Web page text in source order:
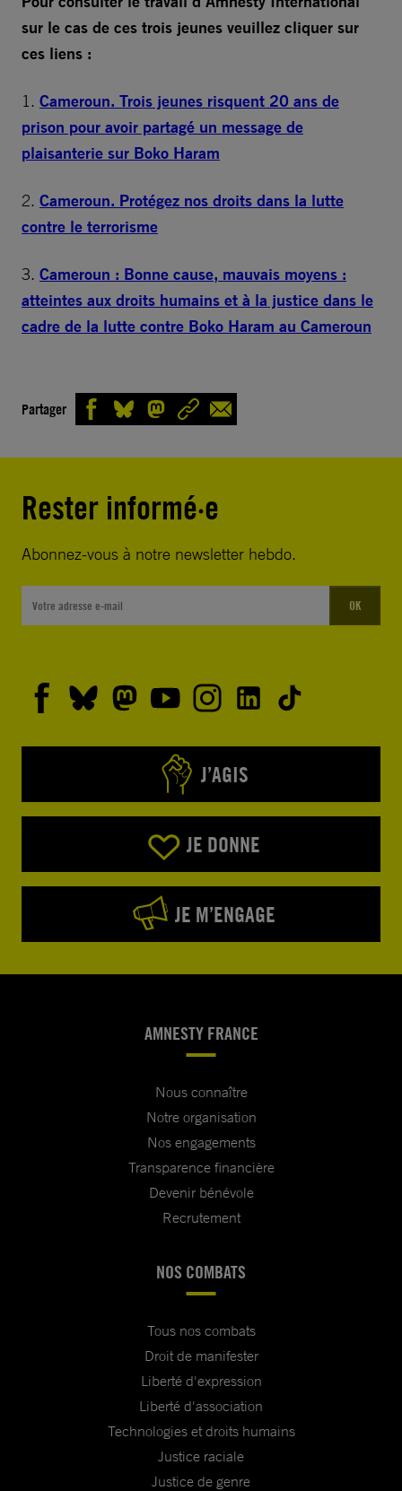
sur le cas de ces trois jeunes veuillez cliquer sur
ces liens :
1. Cameroun. Trois jeunes risquent 20 ans de
prison pour avoir partagé un message de
plaisanterie sur Boko Haram
2. Cameroun. Protégez nos droits dans la lutte
contre le terrorisme
3. Cameroun : Bonne cause, mauvais moyens :
atteintes aux droits humains et à la justice dans le
cadre de la lutte contre Boko Haram au Cameroun
Partager
Rester informé·e
Abonnez-vous à notre newsletter hebdo.
OK
J’AGIS
JE DONNE
JE M’ENGAGE
AMNESTY FRANCE
Nous connaître
Notre organisation
Nos engagements
Transparence financière
Devenir bénévole
Recrutement
NOS COMBATS
Tous nos combats
Droit de manifester
Liberté d'expression
Liberté d'association
Technologies et droits humains
Justice raciale
Justice de genre